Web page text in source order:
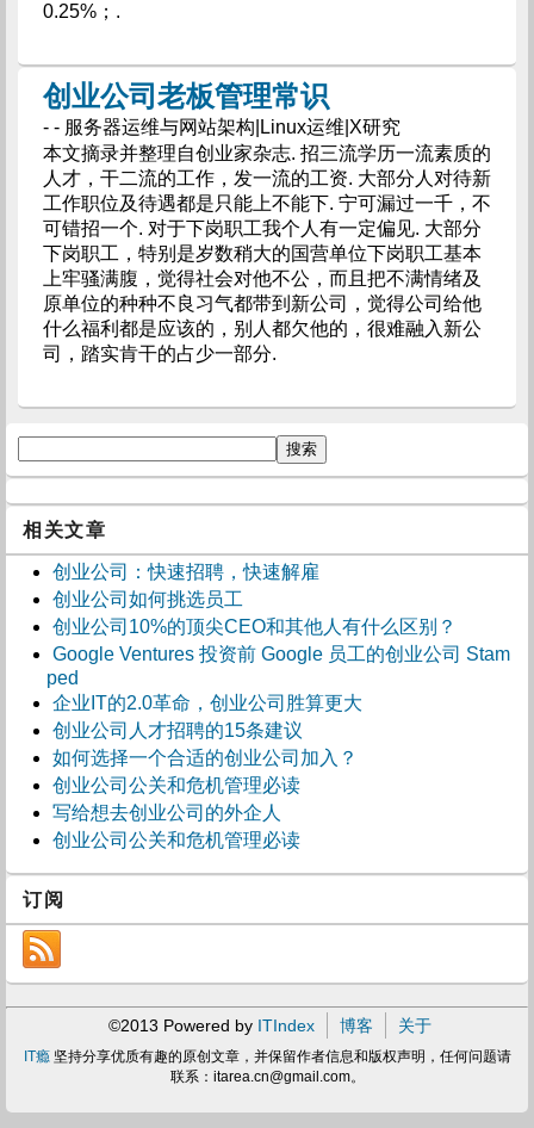
0.25%；.
创业公司老板管理常识
- - 服务器运维与网站架构|Linux运维|X研究
本文摘录并整理自创业家杂志. 招三流学历一流素质的
人才，干二流的工作，发一流的工资. 大部分人对待新
工作职位及待遇都是只能上不能下. 宁可漏过一千，不
可错招一个. 对于下岗职工我个人有一定偏见. 大部分
下岗职工，特别是岁数稍大的国营单位下岗职工基本
上牢骚满腹，觉得社会对他不公，而且把不满情绪及
原单位的种种不良习气都带到新公司，觉得公司给他
什么福利都是应该的，别人都欠他的，很难融入新公
司，踏实肯干的占少一部分.
相关文章
创业公司：快速招聘，快速解雇
创业公司如何挑选员工
创业公司10%的顶尖CEO和其他人有什么区别？
Google Ventures 投资前 Google 员工的创业公司 Stam
ped
企业IT的2.0革命，创业公司胜算更大
创业公司人才招聘的15条建议
如何选择一个合适的创业公司加入？
创业公司公关和危机管理必读
写给想去创业公司的外企人
创业公司公关和危机管理必读
订阅
©2013 Powered by ITIndex 博客 关于
IT瘾坚持分享优质有趣的原创文章，并保留作者信息和版权声明，任何问题请
联系： itarea.cn@gmail.com。